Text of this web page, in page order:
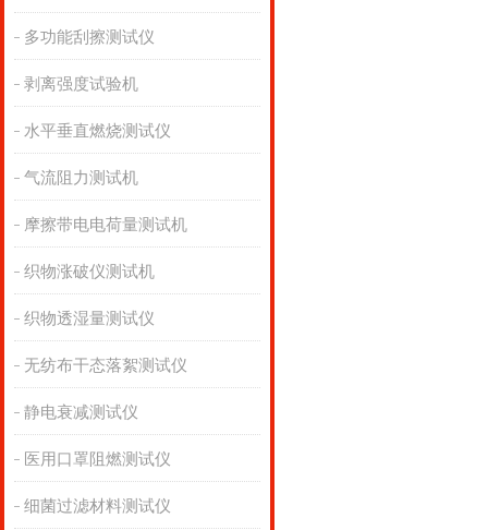
多功能刮擦测试仪
剥离强度试验机
水平垂直燃烧测试仪
气流阻力测试机
摩擦带电电荷量测试机
织物涨破仪测试机
织物透湿量测试仪
无纺布干态落絮测试仪
静电衰减测试仪
医用口罩阻燃测试仪
细菌过滤材料测试仪